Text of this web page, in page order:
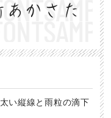
かさた
い縦線と雨粒の滴下